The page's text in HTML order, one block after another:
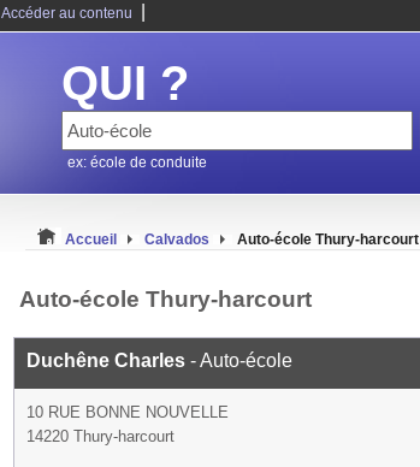
Accéder au contenu
QUI ?
ex: école de conduite
Accueil Calvados Auto-école Thury-harcourt
Auto-école Thury-harcourt
Duchêne Charles - Auto-école
10 RUE BONNE NOUVELLE
14220 Thury-harcourt